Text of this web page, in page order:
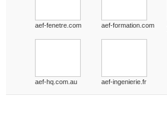
aef-fenetre.com aef-formation.com
aef-hq.com.au aef-ingenierie.fr